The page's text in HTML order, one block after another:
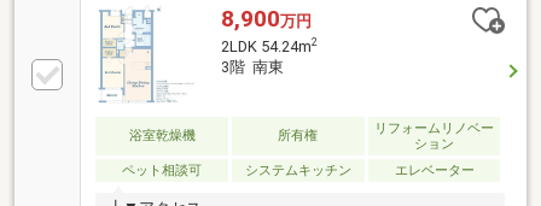
台交換・トイレ交換・建具交換・クロス張替・フロー
リング張替 他…〇大型公園徒歩圏内〇大切なペット
と一緒に暮らせる住まい（※細則有）〇共用部エレベ
ーター2基完備〇2023年大規模修繕工事実施済み
8,900万円
2LDK 54.24m2
3階 南東
浴室乾燥機 所有権
リフォームリノベー
ション
ペット相談可
システムキッチン エレベーター